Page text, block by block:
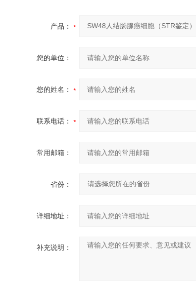
产品：
您的单位：
您的姓名：
联系电话：
常用邮箱：
省份：
详细地址：
补充说明：